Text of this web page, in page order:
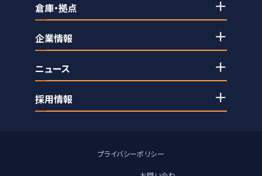
倉庫・拠点
企業情報
ニュース
採用情報
プライバシーポリシー